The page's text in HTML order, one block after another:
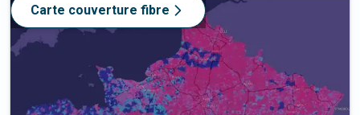
Carte couverture fibre